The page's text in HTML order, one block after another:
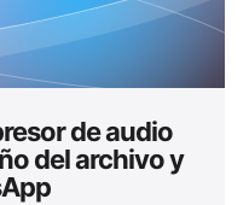
de audio
del archivo y